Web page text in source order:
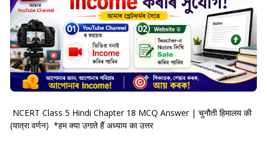
NCERT Class 5 Hindi Chapter 18 MCQ Answer | चुनौती हिमालय की
(यात्रा वर्णन) *हम क्या उगाते हैं अध्याय का उत्तर